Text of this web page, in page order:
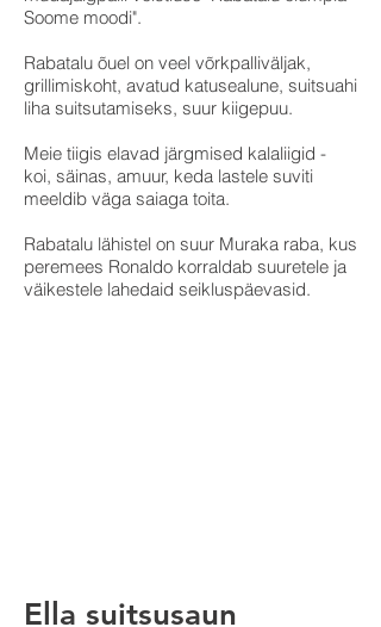
Soome moodi".
Rabatalu õuel on veel võrkpalliväljak,
grillimiskoht, avatud katusealune, suitsuahi
liha suitsutamiseks, suur kiigepuu.
Meie tiigis elavad järgmised kalaliigid -
koi, säinas, amuur, keda lastele suviti
meeldib väga saiaga toita.
Rabatalu lähistel on suur Muraka raba, kus
peremees Ronaldo korraldab suuretele ja
väikestele lahedaid seikluspäevasid.
Ella suitsusaun